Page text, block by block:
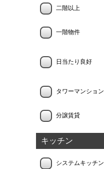
二階以上
一階物件
日当たり良好
タワーマンション
分譲賃貸
キッチン
システムキッチン